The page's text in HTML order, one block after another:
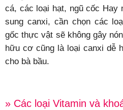
cá, các loại hạt, ngũ cốc Hay
sung canxi, cần chọn các
gốc thực vật sẽ không gây
hữu cơ cũng là loại canxi dễ
cho bà bầu.
» Các loại Vitamin và